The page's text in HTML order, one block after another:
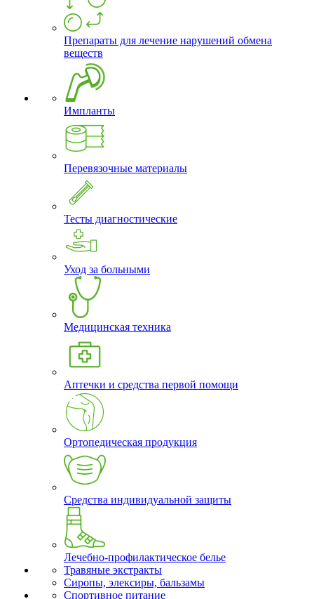
Препараты для лечение нарушений обмена
веществ
Импланты
Перевязочные материалы
Тесты диагностические
Уход за больными
Медицинская техника
Аптечки и средства первой помощи
Ортопедическая продукция
Средства индивидуальной защиты
Лечебно-профилактическое белье
Травяные экстракты
Сиропы, элексиры, бальзамы
Спортивное питание